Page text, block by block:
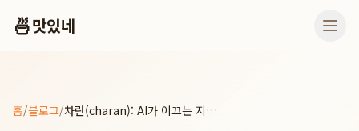
🍜맛있네
홈/블로그/ 차란(charan): AI가 이끄는 지속가능 패션 혁명, 의류 폐기물을 줄이는 가장 스마트한 방법